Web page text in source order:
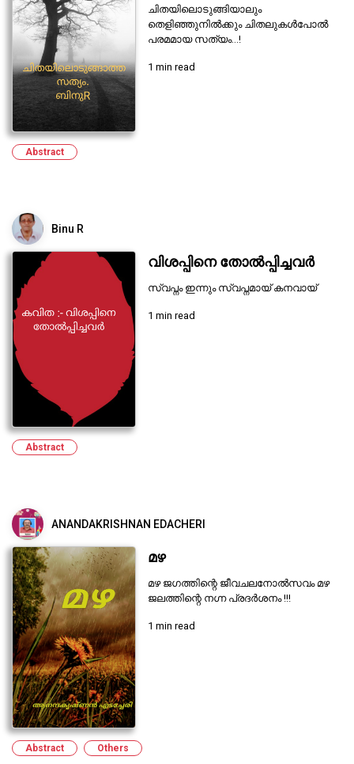
ചിതയിലൊടുങ്ങിയാലും
തെളിഞ്ഞുനിൽക്കും ചിതലുകൾപോൽ
പരമമായ സത്യം...!
1 min read
Abstract
Binu R
വിശപ്പിനെ തോൽപ്പിച്ചവർ
സ്വപ്നം ഇന്നും സ്വപ്നമായ് കനവായ്
1 min read
Abstract
ANANDAKRISHNAN EDACHERI
മഴ
മഴ ജഗത്തിന്റെ ജീവചലനോൽസവം മഴ
ജലത്തിന്റെ നഗ്ന പ്രദർശനം !!!
1 min read
Abstract Others